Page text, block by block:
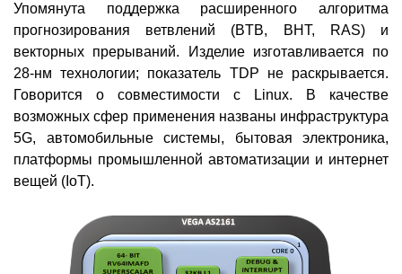
Упомянута поддержка расширенного алгоритма
прогнозирования ветвлений (BTB, BHT, RAS) и
векторных прерываний. Изделие изготавливается по
28-нм технологии; показатель TDP не раскрывается.
Говорится о совместимости с Linux. В качестве
возможных сфер применения названы инфраструктура
5G, автомобильные системы, бытовая электроника,
платформы промышленной автоматизации и интернет
вещей (IoT).